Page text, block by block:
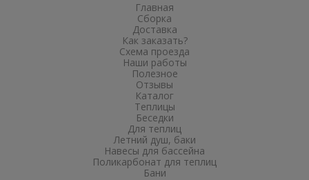
Главная
Сборка
Доставка
Как заказать?
Схема проезда
Наши работы
Полезное
Отзывы
Каталог
Теплицы
Беседки
Для теплиц
Летний душ, баки
Навесы для бассейна
Поликарбонат для теплиц
Бани